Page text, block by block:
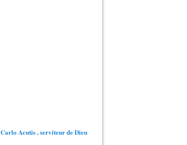
Carlo Acutis , serviteur de Dieu